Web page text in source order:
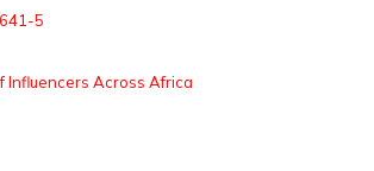
5
Influencers Across Africa